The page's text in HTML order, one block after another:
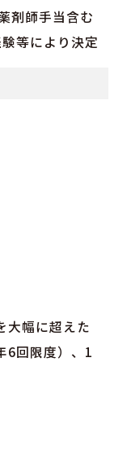
師手当含む
等により決定
大幅に超えた
6回限度）、1